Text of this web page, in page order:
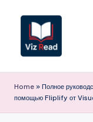
Перейти
содержимому
iz
R
Home » Полное
помощью Fliplify от